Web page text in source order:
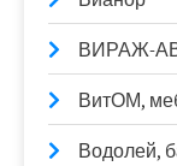
ВИРАЖ-
ВитОМ,
Водолей,